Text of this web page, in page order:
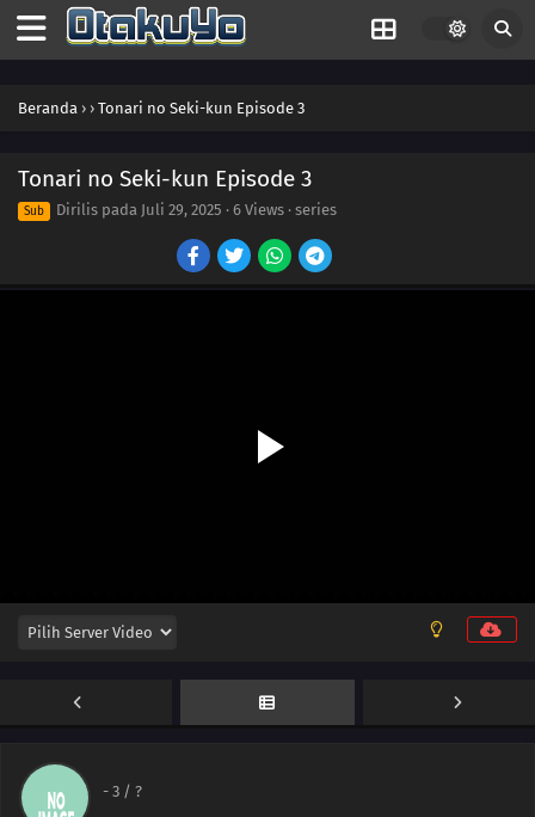
Beranda › › Tonari no Seki-kun Episode 3
Tonari no Seki-kun Episode 3
Sub Dirilis pada Juli 29, 2025 · 6 Views · series
- 3 / ?
20 Flipbook
RC Car
Mountain Climbing
09 Knitting